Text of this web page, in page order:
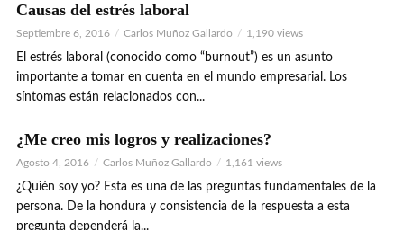
Causas del estrés laboral
Septiembre 6, 2016 Carlos Muñoz Gallardo 1,190 views
El estrés laboral (conocido como “burnout”) es un asunto
importante a tomar en cuenta en el mundo empresarial. Los
síntomas están relacionados con...
¿Me creo mis logros y realizaciones?
Agosto 4, 2016 Carlos Muñoz Gallardo 1,161 views
¿Quién soy yo? Esta es una de las preguntas fundamentales de la
persona. De la hondura y consistencia de la respuesta a esta
pregunta dependerá la...